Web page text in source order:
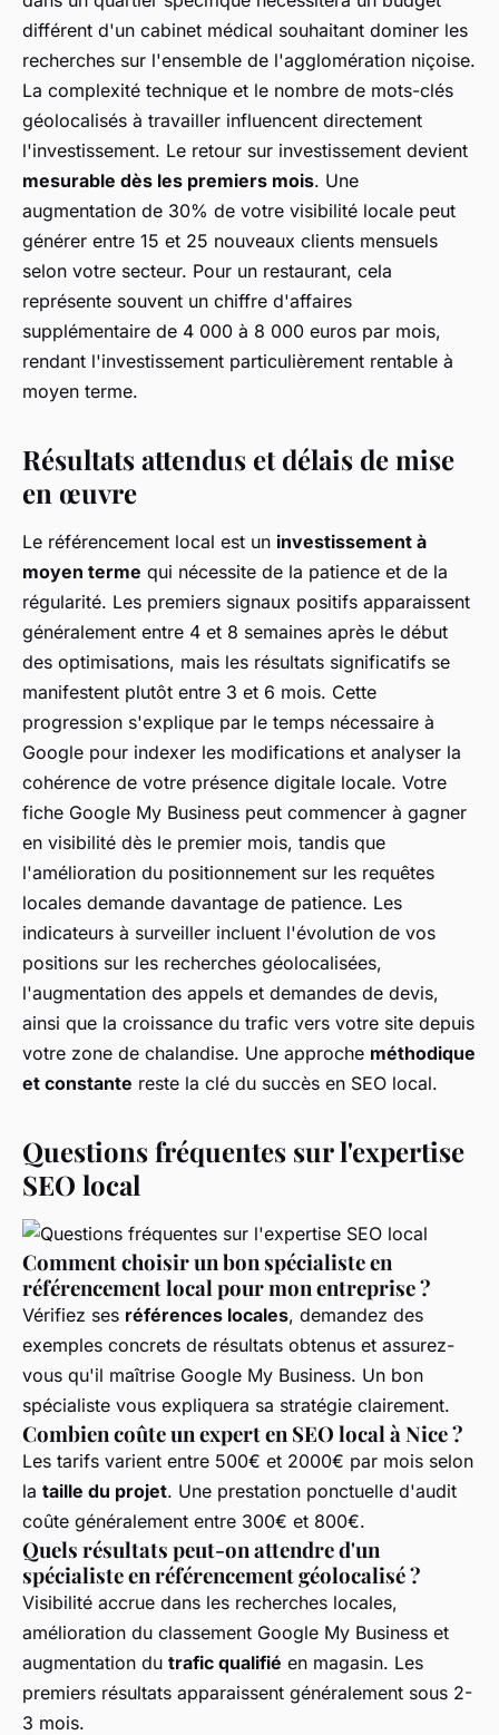
différent d'un cabinet médical souhaitant dominer les
recherches sur l'ensemble de l'agglomération niçoise.
La complexité technique et le nombre de mots-clés
géolocalisés à travailler influencent directement
l'investissement. Le retour sur investissement devient
mesurable dès les premiers mois. Une
augmentation de 30% de votre visibilité locale peut
générer entre 15 et 25 nouveaux clients mensuels
selon votre secteur. Pour un restaurant, cela
représente souvent un chiffre d'affaires
supplémentaire de 4 000 à 8 000 euros par mois,
rendant l'investissement particulièrement rentable à
moyen terme.
Résultats attendus et délais de mise
en œuvre
Le référencement local est un investissement à
moyen terme qui nécessite de la patience et de la
régularité. Les premiers signaux positifs apparaissent
généralement entre 4 et 8 semaines après le début
des optimisations, mais les résultats significatifs se
manifestent plutôt entre 3 et 6 mois. Cette
progression s'explique par le temps nécessaire à
Google pour indexer les modifications et analyser la
cohérence de votre présence digitale locale. Votre
fiche Google My Business peut commencer à gagner
en visibilité dès le premier mois, tandis que
l'amélioration du positionnement sur les requêtes
locales demande davantage de patience. Les
indicateurs à surveiller incluent l'évolution de vos
positions sur les recherches géolocalisées,
l'augmentation des appels et demandes de devis,
ainsi que la croissance du trafic vers votre site depuis
votre zone de chalandise. Une approche méthodique
et constante reste la clé du succès en SEO local.
Questions fréquentes sur l'expertise
SEO local
Comment choisir un bon spécialiste en
référencement local pour mon entreprise ?
Vérifiez ses références locales, demandez des
exemples concrets de résultats obtenus et assurez-
vous qu'il maîtrise Google My Business. Un bon
spécialiste vous expliquera sa stratégie clairement.
Combien coûte un expert en SEO local à Nice ?
Les tarifs varient entre 500€ et 2000€ par mois selon
la taille du projet. Une prestation ponctuelle d'audit
coûte généralement entre 300€ et 800€.
Quels résultats peut-on attendre d'un
spécialiste en référencement géolocalisé ?
Visibilité accrue dans les recherches locales,
amélioration du classement Google My Business et
augmentation du trafic qualifié en magasin. Les
premiers résultats apparaissent généralement sous 2-
3 mois.